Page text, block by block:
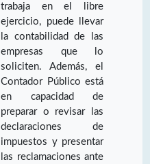
trabaja en el libre
ejercicio, puede llevar
la contabilidad de las
empresas que lo
soliciten. Además, el
Contador Público está
en capacidad de
preparar o revisar las
declaraciones de
impuestos y presentar
las reclamaciones ante